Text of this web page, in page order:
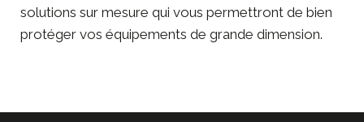
solutions sur mesure qui vous permettront de bien
protéger vos équipements de grande dimension.